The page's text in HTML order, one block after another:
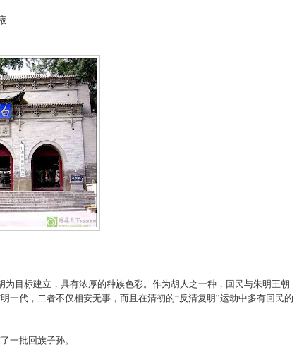
目标建立，具有浓厚的种族色彩。作为胡人之一种，回民与朱明王朝
代，二者不仅相安无事，而且在清初的“反清复明”运动中多有回民的
一批回族子孙。